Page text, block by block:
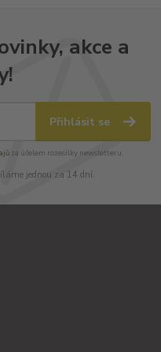
akce a
Přihlásit se
za účelem rozesílky newsletteru.
jednou za 14 dní.